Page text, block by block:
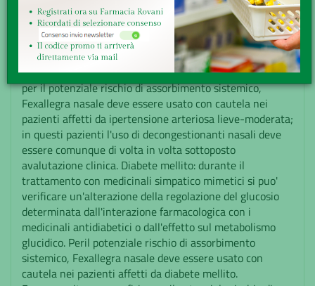
al medicinale. L'uso, specie se prolungato, dei prodotti
topici puo' dare luogo a fenomeni di sensibilizzazione. Al
cessare dell'effetto vasocostrittore del farmaco puo'
verificarsi edema della mucosa nasale per iperemia
reattiva. Ipertensione arteriosa di grado lievee moderato:
per il potenziale rischio di assorbimento sistemico,
Fexallegra nasale deve essere usato con cautela nei
pazienti affetti da ipertensione arteriosa lieve-moderata;
in questi pazienti l'uso di decongestionanti nasali deve
essere comunque di volta in volta sottoposto
avalutazione clinica. Diabete mellito: durante il
trattamento con medicinali simpatico mimetici si puo'
verificare un'alterazione della regolazione del glucosio
determinata dall'interazione farmacologica con i
medicinali antidiabetici o dall'effetto sul metabolismo
glucidico. Peril potenziale rischio di assorbimento
sistemico, Fexallegra nasale deve essere usato con
cautela nei pazienti affetti da diabete mellito.